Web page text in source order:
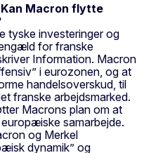
Macron flytte
tyske investeringer og
for franske
Information. Macron
i eurozonen, og at
handelsoverskud, til
franske arbejdsmarked.
Macrons plan om at
samarbejde.
og Merkel
dynamik” og